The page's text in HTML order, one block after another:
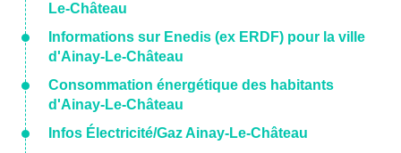
Le-Château
Informations sur Enedis (ex ERDF) pour la ville
d'Ainay-Le-Château
Consommation énergétique des habitants
d'Ainay-Le-Château
Infos Électricité/Gaz Ainay-Le-Château